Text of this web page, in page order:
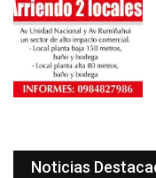
Noticias